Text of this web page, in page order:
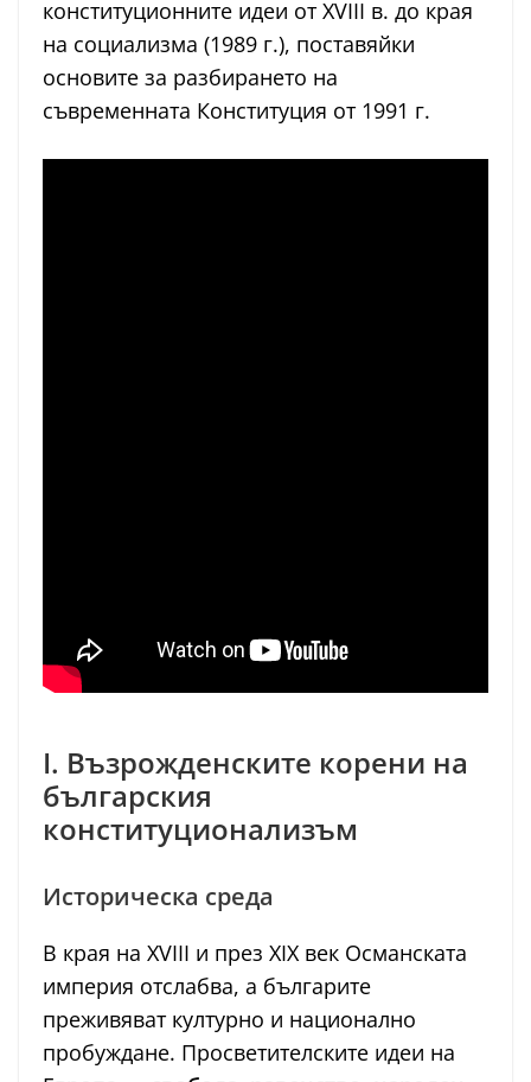
конституционните идеи от XVIII в. до края
на социализма (1989 г.), поставяйки
основите за разбирането на
съвременната Конституция от 1991 г.
I. Възрожденските корени на
българския
конституционализъм
Историческа среда
В края на XVIII и през XIX век Османската
империя отслабва, а българите
преживяват културно и национално
пробуждане. Просветителските идеи на